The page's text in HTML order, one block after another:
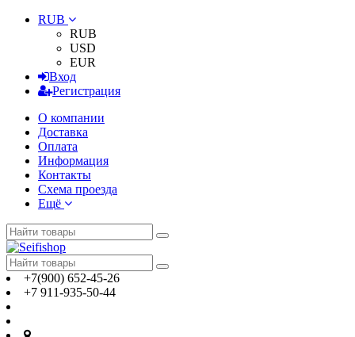
RUB
RUB
USD
EUR
Вход
Регистрация
О компании
Доставка
Оплата
Информация
Контакты
Схема проезда
Ещё
+7(900) 652-45-26
+7 911-935-50-44